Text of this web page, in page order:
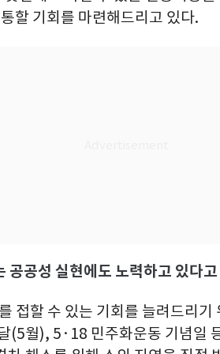
할 기회를 마련해드리고 있다.
공공성 실현에도 노력하고 있다
접할 수 있는 기회를 늘려드리기
(5월), 5·18 민주화운동 기념일